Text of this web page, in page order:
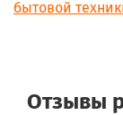
бытовой
Отзывы